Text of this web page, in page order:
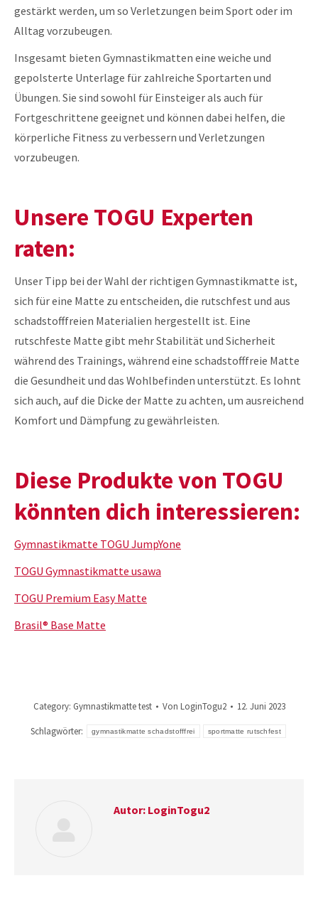
gestärkt werden, um so Verletzungen beim Sport oder im
Alltag vorzubeugen.
Insgesamt bieten Gymnastikmatten eine weiche und
gepolsterte Unterlage für zahlreiche Sportarten und
Übungen. Sie sind sowohl für Einsteiger als auch für
Fortgeschrittene geeignet und können dabei helfen, die
körperliche Fitness zu verbessern und Verletzungen
vorzubeugen.
Unsere TOGU Experten
raten:
Unser Tipp bei der Wahl der richtigen Gymnastikmatte ist,
sich für eine Matte zu entscheiden, die rutschfest und aus
schadstofffreien Materialien hergestellt ist. Eine
rutschfeste Matte gibt mehr Stabilität und Sicherheit
während des Trainings, während eine schadstofffreie Matte
die Gesundheit und das Wohlbefinden unterstützt. Es lohnt
sich auch, auf die Dicke der Matte zu achten, um ausreichend
Komfort und Dämpfung zu gewährleisten.
Diese Produkte von TOGU
könnten dich interessieren:
Gymnastikmatte TOGU JumpYone
TOGU Gymnastikmatte usawa
TOGU Premium Easy Matte
Brasil® Base Matte
Category: Gymnastikmatte test Von LoginTogu2 12. Juni 2023
Schlagwörter: gymnastikmatte schadstofffrei sportmatte rutschfest
Autor: LoginTogu2